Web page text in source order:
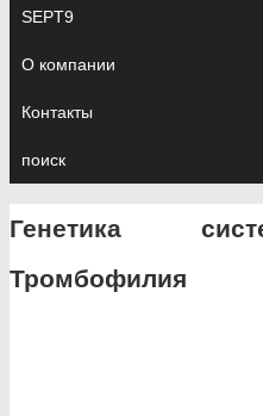
SEPT9
О компании
Контакты
поиск
Генетика
Тромбофилия